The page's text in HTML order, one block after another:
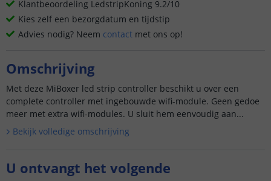
Klantbeoordeling LedstripKoning 9.2/10
Kies zelf een bezorgdatum en tijdstip
Advies nodig? Neem contact met ons op!
Omschrijving
Met deze MiBoxer led strip controller beschikt u over een
complete controller met ingebouwde wifi-module. Geen gedoe
meer met extra wifi-modules. U sluit hem eenvoudig aan...
Bekijk volledige omschrijving
U ontvangt het volgende